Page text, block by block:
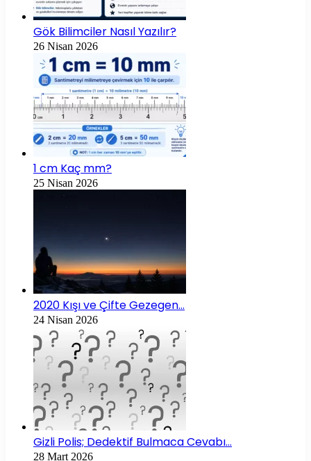
Gök Bilimciler Nasıl Yazılır?
26 Nisan 2026
1 cm Kaç mm?
25 Nisan 2026
2020 Kışı ve Çifte Gezegen…
24 Nisan 2026
Gizli Polis; Dedektif Bulmaca Cevabı…
28 Mart 2026